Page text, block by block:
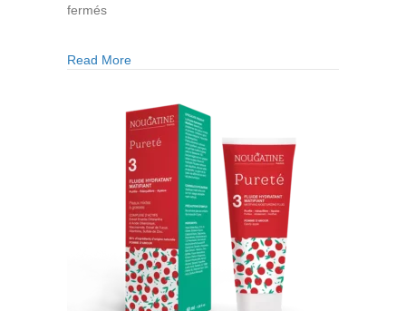
ferméssur
Granité
Read Moreabout Pureté Gel Granité Visage – Pré Ados